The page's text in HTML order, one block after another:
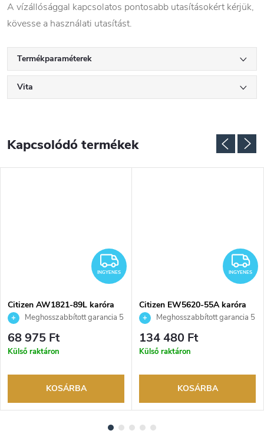
A vízállósággal kapcsolatos pontosabb utasításokért kérjük,
kövesse a használati utasítást.
Termékparaméterek
Vita
Kapcsolódó termékek
INGYENES
INGYENES
Citizen AW1821-89L karóra
Meghosszabbított garancia 5
évre. Akár 100 napos
visszaküldési lehetőség. Hivatalos
68 975 Ft
Külső raktáron
KOSÁRBA
INGYENES
Citizen EW5620-55A karóra
Meghosszabbított garancia 5
évre. Akár 100 napos
visszaküldési lehetőség. Hivatalos
134 480 Ft
Külső raktáron
KOSÁRBA